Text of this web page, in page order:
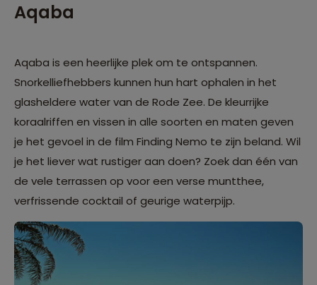
Aqaba
Aqaba is een heerlijke plek om te ontspannen.
Snorkelliefhebbers kunnen hun hart ophalen in het
glasheldere water van de Rode Zee. De kleurrijke
koraalriffen en vissen in alle soorten en maten geven
je het gevoel in de film Finding Nemo te zijn beland. Wil
je het liever wat rustiger aan doen? Zoek dan één van
de vele terrassen op voor een verse muntthee,
verfrissende cocktail of geurige waterpijp.